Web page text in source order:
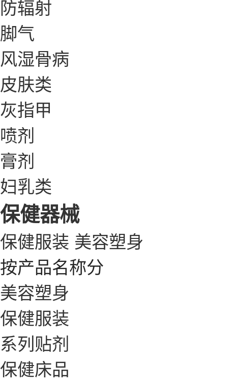
防辐射
脚气
风湿骨病
皮肤类
灰指甲
喷剂
膏剂
妇乳类
保健器械
保健服装 美容塑身
按产品名称分
美容塑身
保健服装
系列贴剂
保健床品